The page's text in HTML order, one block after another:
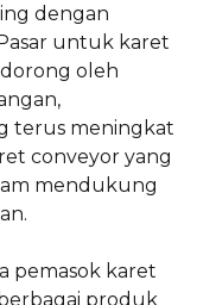
dengan
untuk karet
oleh
terus meningkat
conveyor yang
mendukung
pemasok karet
produk